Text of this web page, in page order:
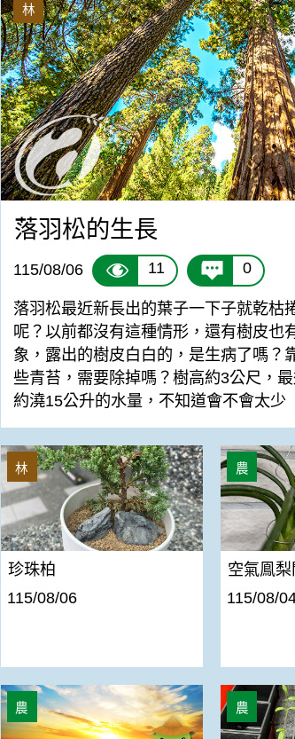
林
落羽松的生長
115/08/06 11 0
落羽松最近新長出的葉子一下子就乾枯
呢？以前都沒有這種情形，還有樹皮也
象，露出的樹皮白白的，是生病了嗎？
些青苔，需要除掉嗎？樹高約3公尺，
約澆15公升的水量，不知道會不會太少
珍珠柏
林
珍珠柏
115/08/06
空氣鳯梨
農
空氣鳯
115/08/
請問美濃瓜平均甜度和最高甜度可以達到
農
水耕蕃茄
農